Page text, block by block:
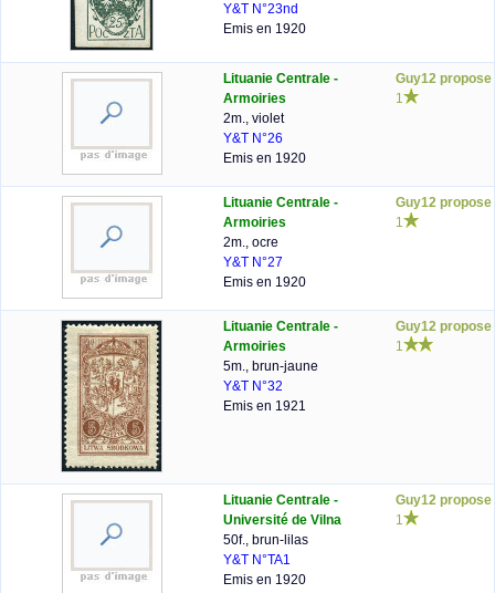
Y&T N°23nd
Emis en 1920
Lituanie Centrale -
Armoiries
2m., violet
Y&T N°26
Emis en 1920
Guy12 propose
1
Lituanie Centrale -
Armoiries
2m., ocre
Y&T N°27
Emis en 1920
Guy12 propose
1
Lituanie Centrale -
Armoiries
5m., brun-jaune
Y&T N°32
Emis en 1921
Guy12 propose
1
Lituanie Centrale -
Université de Vilna
50f., brun-lilas
Y&T N°TA1
Emis en 1920
Guy12 propose
1